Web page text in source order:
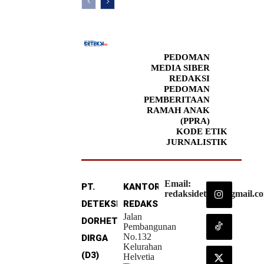
PEDOMAN
MEDIA SIBER
REDAKSI
PEDOMAN
PEMBERITAAN
RAMAH ANAK
(PPRA)
KODE ETIK
JURNALISTIK
PT.
DETEKSI
DORHETA
DIRGA
(D3)
KANTOR
REDAKSI
Jalan
Pembangunan
No.132
Kelurahan
Helvetia
Email: